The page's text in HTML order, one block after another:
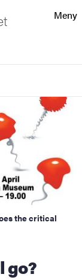
Meny
the critical
go?